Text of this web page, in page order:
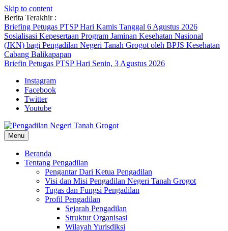
Skip to content
Berita Terakhir :
Briefing Petugas PTSP Hari Kamis Tanggal 6 Agustus 2026
Sosialisasi Kepesertaan Program Jaminan Kesehatan Nasional
(JKN) bagi Pengadilan Negeri Tanah Grogot oleh BPJS Kesehatan
Cabang Balikapapan
Briefin Petugas PTSP Hari Senin, 3 Agustus 2026
Instagram
Facebook
Twitter
Youtube
Menu
Beranda
Tentang Pengadilan
Pengantar Dari Ketua Pengadilan
Visi dan Misi Pengadilan Negeri Tanah Grogot
Tugas dan Fungsi Pengadilan
Profil Pengadilan
Sejarah Pengadilan
Struktur Organisasi
Wilayah Yurisdiksi